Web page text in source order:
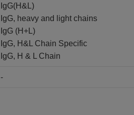
IgG(H&L)
IgG, heavy and light chains
IgG (H+L)
IgG, H&L Chain Specific
IgG, H & L Chain
-